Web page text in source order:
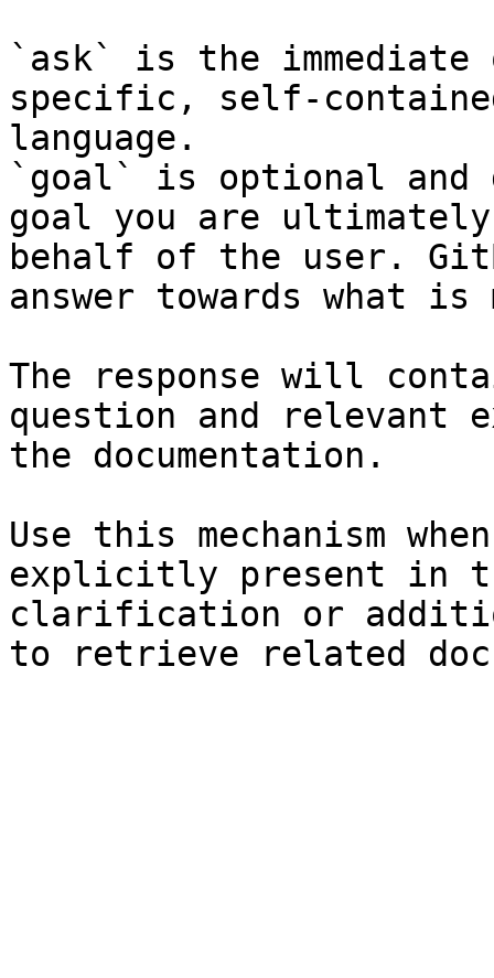
`ask` is the
specific, self-
language.
`goal` is optional and
goal you are
behalf of the user.
answer towards what
The response will
question and relevant
the documentation.
Use this mechanism
explicitly present in
clarification or